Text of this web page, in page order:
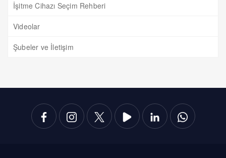
İşitme Cihazı Seçim Rehberi
Videolar
Şubeler ve İletişim